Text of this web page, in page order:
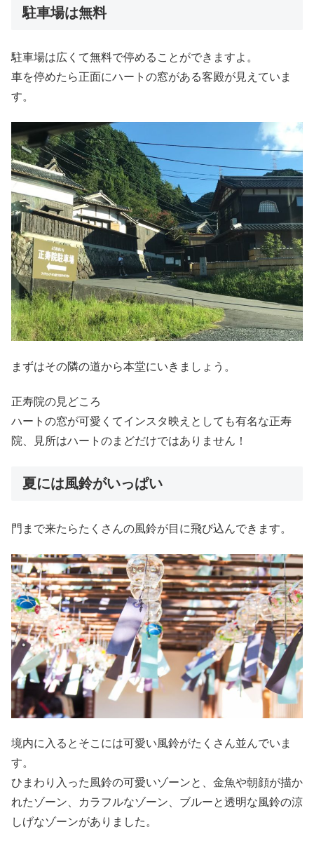
駐車場は無料
駐車場は広くて無料で停めることができますよ。
車を停めたら正面にハートの窓がある客殿が見えていま
す。
まずはその隣の道から本堂にいきましょう。
正寿院の見どころ
ハートの窓が可愛くてインスタ映えとしても有名な正寿
院、見所はハートのまどだけではありません！
夏には風鈴がいっぱい
門まで来たらたくさんの風鈴が目に飛び込んできます。
境内に入るとそこには可愛い風鈴がたくさん並んでいま
す。
ひまわり入った風鈴の可愛いゾーンと、金魚や朝顔が描か
れたゾーン、カラフルなゾーン、ブルーと透明な風鈴の涼
しげなゾーンがありました。